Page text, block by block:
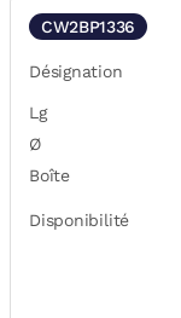
CW2BP1336
Désignation
Lg
Ø
Boîte
Disponibilité